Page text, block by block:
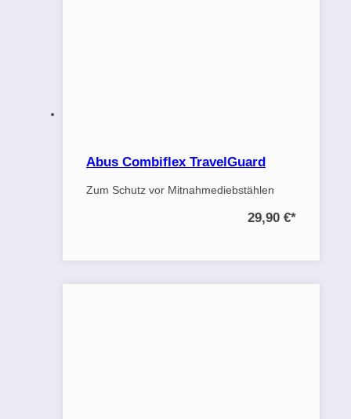
Abus Combiflex TravelGuard
Zum Schutz vor Mitnahmediebstählen
29,90 €*